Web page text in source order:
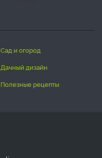
сад и огород
дачный дизайн
полезные рецепты